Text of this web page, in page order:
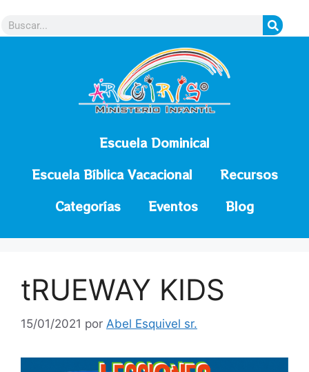
Escuela Dominical
Escuela Bíblica Vacacional
Recursos
Categorías
Eventos Blog
tRUEWAY KIDS
15/01/2021 por Abel Esquivel sr.